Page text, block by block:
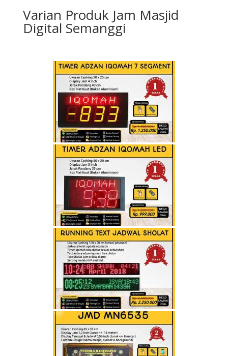
Varian Produk Jam Masjid
Digital Semanggi